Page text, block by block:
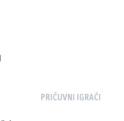
PRIČUVNI IGRAČI